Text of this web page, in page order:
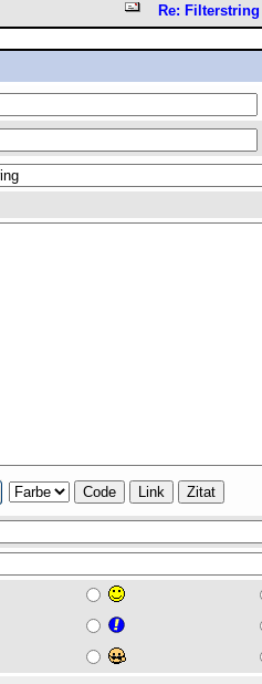
Re: Filterstring
Code Link Zitat